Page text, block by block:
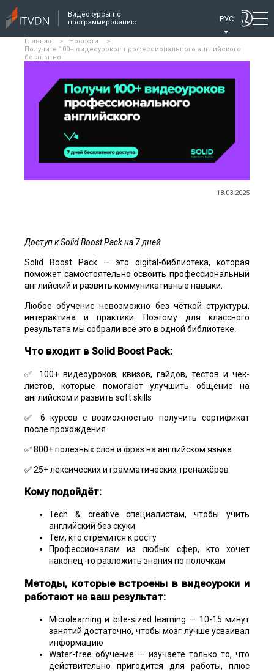
Видеокурсы по
программированию
РУС
Главная > Новости
>
Получите 100+ видеоуроков профессионального английского
бесплатно
18.03.2025
Доступ к Solid Boost Pack на 7 дней
Solid Boost Pack — это digital-библиотека, которая
поможет самостоятельно освоить профессиональный
английский и развить коммуникативные навыки.
Любое обучение невозможно без чёткой структуры,
интерактива и практики. Поэтому для классного
результата мы собрали всё это в одной библиотеке.
Что входит в Solid Boost Pack:
✅ 100+ видеоуроков, квизов, гайдов, тестов и чек-
листов, которые помогают улучшить общение на
английском и развить soft skills
✅ 6 курсов с возможностью получить сертификат
после прохождения
✅ 800+ полезных слов и фраз на английском языке
✅ 25+ лексических и грамматических тренажёров
Кому подойдёт:
Tech & creative специалистам, чтобы учить
английский без скуки
Тем, кто стремится к росту
Профессионалам из любых сфер, кто хочет
наконец-то разложить знания по полочкам
Методы, которые встроены в видеоуроки и
работают на ваш результат:
Microlearning и bite-sized learning — 10-15 минут
занятий достаточно, чтобы мозг лучше усваивал
информацию
Water-free обучение — изучаете только то, что
действительно пригодится для работы, плюс